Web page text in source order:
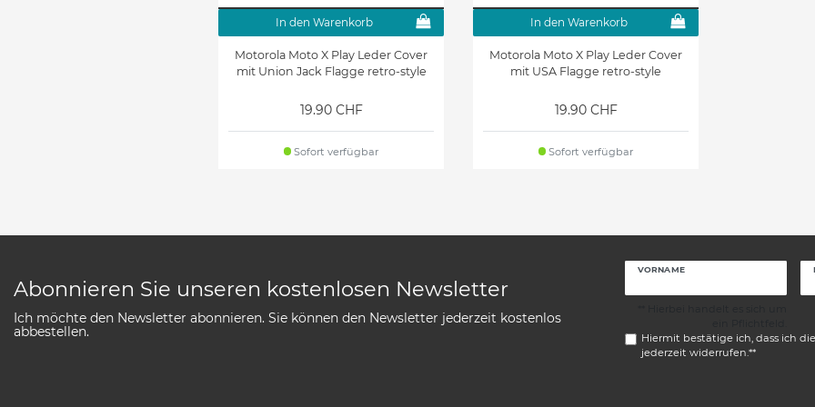
In den Warenkorb
Motorola Moto X Play Leder Cover
mit Union Jack Flagge retro-style
19.90 CHF
Sofort verfügbar
In den Warenkorb
Motorola Moto X Play Leder Cover
mit USA Flagge retro-style
19.90 CHF
Sofort verfügbar
Abonnieren Sie unseren kostenlosen Newsletter
Ich möchte den Newsletter abonnieren. Sie können den Newsletter jederzeit kostenlos
abbestellen.
VORNAME
Hiermit bestätige ich, dass ich die
jederzeit widerrufen.**